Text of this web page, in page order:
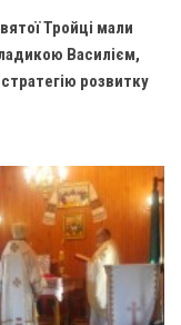
(м. Кременчук)
(м. Лубни)
(м. Охтирка)
Згромадження
Тройці мали
Василієм,
розвитку